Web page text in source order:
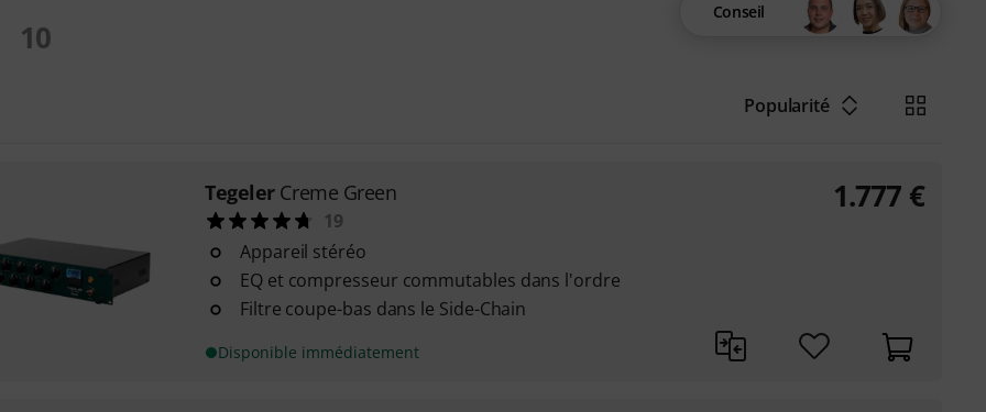
10
Conseil
Popularité
Tegeler Creme Green
19
Appareil stéréo
EQ et compresseur commutables dans l'ordre
Filtre coupe-bas dans le Side-Chain
Disponible immédiatement
1.777 €